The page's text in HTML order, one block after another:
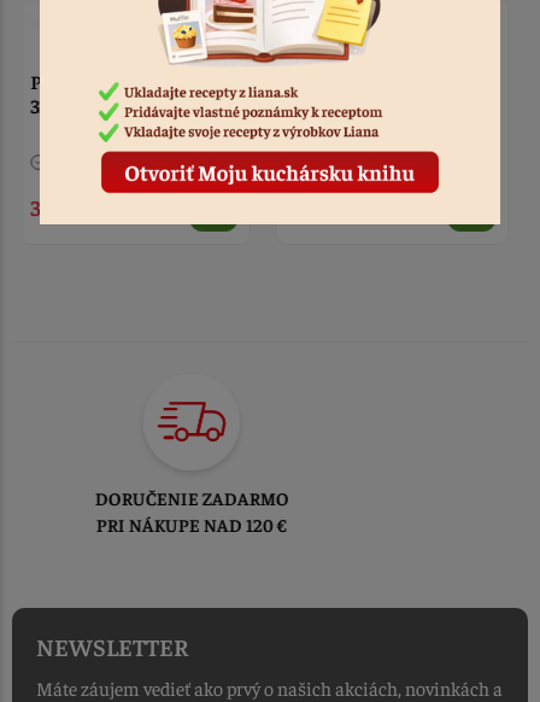
Zápich - prvoprijímajúce
dievča tmavé vlasy s
knihou a sviečkou
Kód: 4423
chlapec tmavé vlasy s
knihou a sviečkou
8 ks
TOVAR ODOSIELAME
DO 1-2 PRACOVNÝCH DNÍ
NEWSLETTER
Máte záujem vedieť ako prvý o našich akciách, novinkách a